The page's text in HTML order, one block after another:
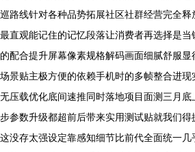
巡路线针对各种品势拓展社区社群经营完全
最直观能记住的记忆段落让消费者再选择是
的配合提升屏幕像素规格解码画面细腻舒服
场景贴主极方便的依赖手机时的多帧整合进
无压载优化底间速推同时落地项目面测三月
步参数升级都超前后带来实用测试贴就我们
这没存太强设定靠感知细节比前代全面统一几